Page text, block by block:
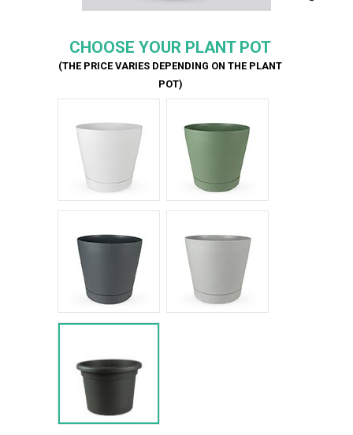
CHOOSE YOUR PLANT POT
(THE PRICE VARIES DEPENDING ON THE PLANT
POT)